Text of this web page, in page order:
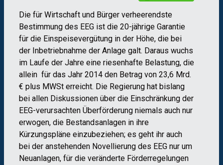
Die für Wirtschaft und Bürger verheerendste
Bestimmung des EEG ist die 20-jährige Garantie
für die Einspeisevergütung in der Höhe, die bei
der Inbetriebnahme der Anlage galt. Daraus wuchs
im Laufe der Jahre eine riesenhafte Belastung, die
allein für das Jahr 2014 den Betrag von 23,6 Mrd.
€ plus MWSt erreicht. Die Regierung hat bislang
bei allen Diskussionen über die Einschränkung der
EEG-verursachten Überförderung niemals auch nur
erwogen, die Bestandsanlagen in ihre
Kürzungspläne einzubeziehen; es geht ihr auch
bei der anstehenden Novellierung des EEG nur um
Neuanlagen, für die veränderte Förderregelungen